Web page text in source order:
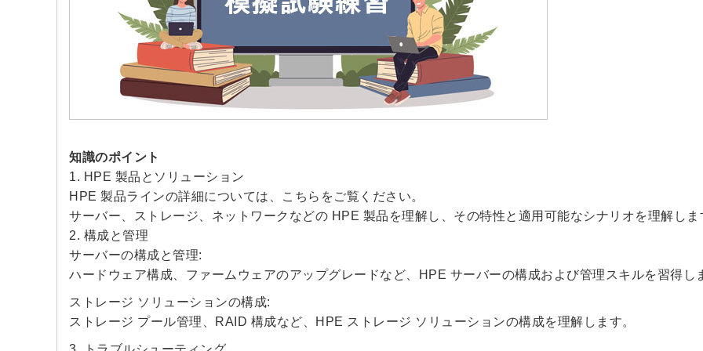
知識のポイント
1. HPE 製品とソリューション
HPE 製品ラインの詳細については、こちらをご覧ください。
サーバー、ストレージ、ネットワークなどの HPE 製品を理解し、その特性と適用可能なシナリオを理解しま
2. 構成と管理
サーバーの構成と管理:
ハードウェア構成、ファームウェアのアップグレードなど、HPE サーバーの構成および管理スキルを習得し
ストレージ ソリューションの構成:
ストレージ プール管理、RAID 構成など、HPE ストレージ ソリューションの構成を理解します。